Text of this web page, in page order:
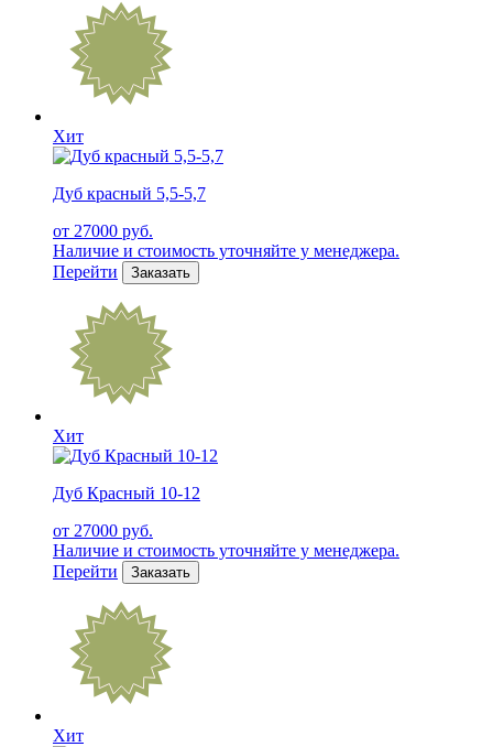
Хит
Дуб красный 5,5-5,7
от 27000 руб.
Наличие и стоимость уточняйте у менеджера.
Перейти
Заказать
Хит
Дуб Красный 10-12
от 27000 руб.
Наличие и стоимость уточняйте у менеджера.
Перейти
Заказать
Хит